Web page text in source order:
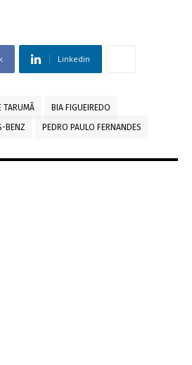
Linkedin
TARUMÃ
BIA FIGUEIREDO
BENZ
PEDRO PAULO FERNANDES